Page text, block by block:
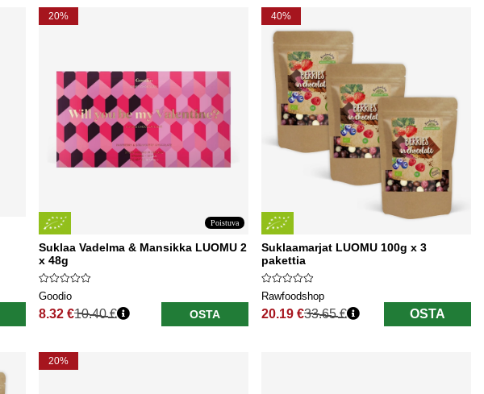
20%
Poistuva
Suklaa Vadelma & Mansikka LUOMU 2
x 48g
Goodio
8.32 €
Normaali hinta
10.40 € OSTA
40%
Suklaamarjat LUOMU 100g x 3
pakettia
Rawfoodshop
20.19 €
Normaali hinta
33.65 € OSTA
20%